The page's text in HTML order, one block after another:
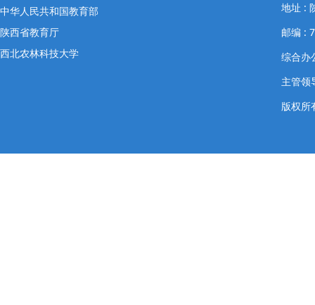
中华人民共和国教育部
陕西省教育厅
西北农林科技大学
地址 :
邮编 :
综合办
主管
版权